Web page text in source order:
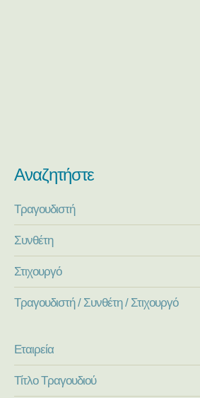
Αναζητήστε
Τραγουδιστή
Συνθέτη
Στιχουργό
Τραγουδιστή / Συνθέτη / Στιχουργό
Εταιρεία
Τίτλο Τραγουδιού